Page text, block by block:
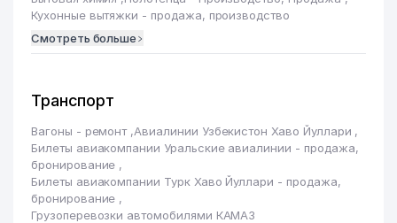
Кухонные вытяжки - продажа, производство
Смотреть больше
Транспорт
Вагоны - ремонт ,Авиалинии Узбекистон Хаво Йуллари ,
Билеты авиакомпании Уральские авиалинии - продажа,
бронирование ,
Билеты авиакомпании Турк Хаво Йуллари - продажа,
бронирование ,
Грузоперевозки автомобилями КАМАЗ